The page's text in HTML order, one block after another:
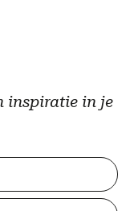
inspiratie in je